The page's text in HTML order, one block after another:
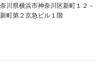
川県横浜市神奈川区新町１２－
町第２京急ビル１階